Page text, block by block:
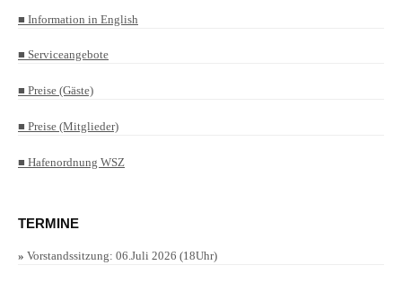
■ Information in English
■ Serviceangebote
■ Preise (Gäste)
■ Preise (Mitglieder)
■ Hafenordnung WSZ
TERMINE
» Vorstandssitzung: 06.Juli 2026 (18Uhr)